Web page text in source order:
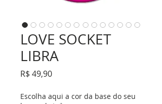
LOVE SOCKET
LIBRA
R$ 49,90Preço
Escolha aqui a cor da base do seu